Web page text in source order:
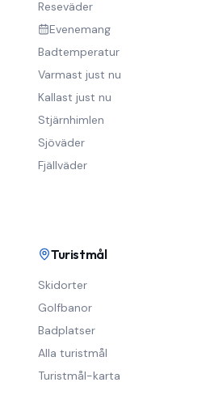
Reseväder
Evenemang
Badtemperatur
Varmast just nu
Kallast just nu
Stjärnhimlen
Sjöväder
Fjällväder
Turistmål
Skidorter
Golfbanor
Badplatser
Alla turistmål
Turistmål-karta